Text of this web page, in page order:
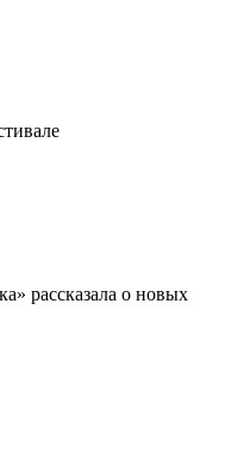
рассказала о новых